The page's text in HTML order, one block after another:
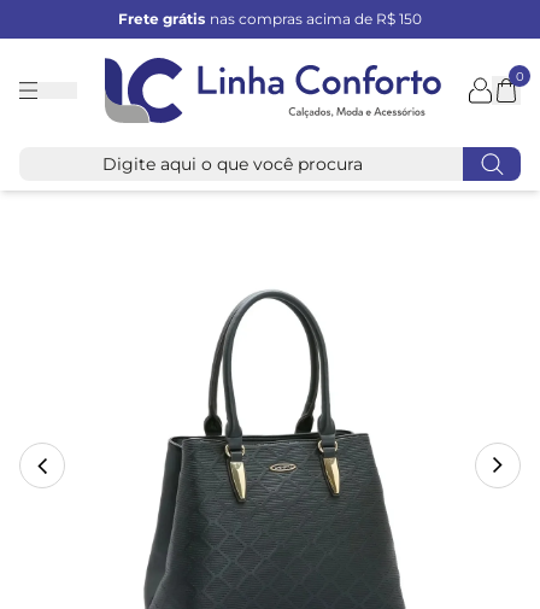
Frete grátis nas compras acima de R$ 150
Linha
0